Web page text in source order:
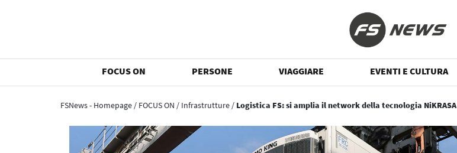
FOCUS ON PERSONE VIAGGIARE EVENTI E CULTURA
FSNews - Homepage / FOCUS ON / Infrastrutture / Logistica FS: si amplia il network della tecnologia NiKRASA